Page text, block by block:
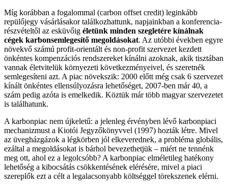
Míg korábban a fogalommal (carbon offset credit) leginkább
repülőjegy vásárlásakor találkozhattunk, napjainkban a konferencia-
részvételtől az esküvőig életünk minden szegletére kínálnak
cégek karbonsemlegesítő megoldásokat. Az utóbbi években egyre
növekvő számú profit-orientált és non-profit szervezet kezdett
önkéntes kompenzációs rendszereket kínálni azoknak, akik tisztában
vannak életvitelük környezeti következményeivel, és szeretnék
semlegesíteni azt. A piac növekszik: 2000 előtt még csak 6 szervezet
kínált önkéntes ellensúlyozásra lehetőséget, 2007-ben már 40, a
szám pedig azóta is emelkedik. Köztük már több magyar szervezetet
is találhatunk.
A karbonpiac nem újkeletű: a jelenleg érvényben lévő karbonpiaci
mechanizmust a Kiotói Jegyzőkönyvvel (1997) hozták létre. Mivel
az üvegházgázok a légkörben jól elkeverednek, a probléma globális,
ezáltal a megoldásokat is bárhol bevezethetjük – miért ne tennénk
meg ott, ahol ez a legolcsóbb? A karbonpiac elméletileg hatékony
lehetőség a kibocsátás csökkentésének elérésére, mivel a piaci
szereplők ezt a célt a legalacsonyabb költséggel törekszenek elérni.